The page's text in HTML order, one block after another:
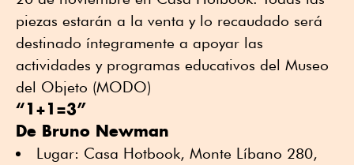
piezas estarán a la venta y lo recaudado será
destinado íntegramente a apoyar las
actividades y programas educativos del Museo
del Objeto (MODO)
“1+1=3”
De Bruno Newman
Lugar: Casa Hotbook, Monte Líbano 280,